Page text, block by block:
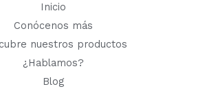
Inicio
Conócenos más
nuestros productos
¿Hablamos?
Blog